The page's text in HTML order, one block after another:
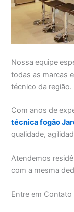
Nossa equipe
todas as marcas
técnico da região.
Com anos de
técnica fogão
qualidade,
Atendemos
com a mesma
Entre em